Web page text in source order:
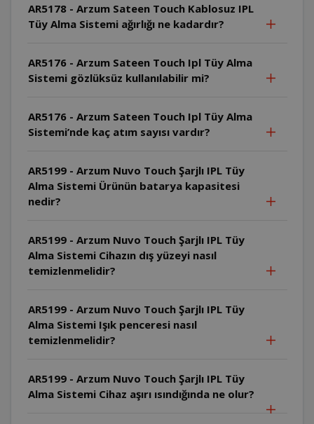
AR5178 - Arzum Sateen Touch Kablosuz IPL
Tüy Alma Sistemi ağırlığı ne kadardır?
AR5176 - Arzum Sateen Touch Ipl Tüy Alma
Sistemi gözlüksüz kullanılabilir mi?
AR5176 - Arzum Sateen Touch Ipl Tüy Alma
Sistemi’nde kaç atım sayısı vardır?
AR5199 - Arzum Nuvo Touch Şarjlı IPL Tüy
Alma Sistemi Ürünün batarya kapasitesi
nedir?
AR5199 - Arzum Nuvo Touch Şarjlı IPL Tüy
Alma Sistemi Cihazın dış yüzeyi nasıl
temizlenmelidir?
AR5199 - Arzum Nuvo Touch Şarjlı IPL Tüy
Alma Sistemi Işık penceresi nasıl
temizlenmelidir?
AR5199 - Arzum Nuvo Touch Şarjlı IPL Tüy
Alma Sistemi Cihaz aşırı ısındığında ne olur?